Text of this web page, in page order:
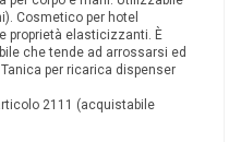
Cosmetico per hotel
proprietà elasticizzanti. È
che tende ad arrossarsi ed
per ricarica dispenser
2111 (acquistabile